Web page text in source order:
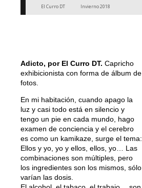
El Curro DT
Invierno 2018
Adicto, por El Curro DT. Capricho
exhibicionista con forma de álbum de
fotos.
En mi habitación, cuando apago la
luz y casi todo está en silencio y
tengo un pie en cada mundo, hago
examen de conciencia y el cerebro
es como un kamikaze, surge el tema:
Ellos y yo, yo y ellos, ellos, yo… Las
combinaciones son múltiples, pero
los ingredientes son los mismos, sólo
varían las dosis.